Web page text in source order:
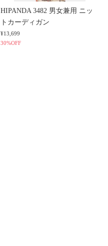
HIPANDA 3482 男女兼用 ニッ
トカーディガン
¥13,699
30%OFF